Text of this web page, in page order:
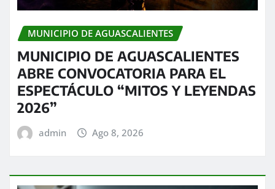
MUNICIPIO DE AGUASCALIENTES
MUNICIPIO DE AGUASCALIENTES
ABRE CONVOCATORIA PARA EL
ESPECTÁCULO “MITOS Y LEYENDAS
2026”
admin Ago 8, 2026